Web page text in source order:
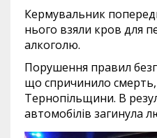
Кермувальник
нього взяли кров для
алкоголю.
Порушення правил
що спричинило смерть,
Тернопільщини. В
автомобілів загинула